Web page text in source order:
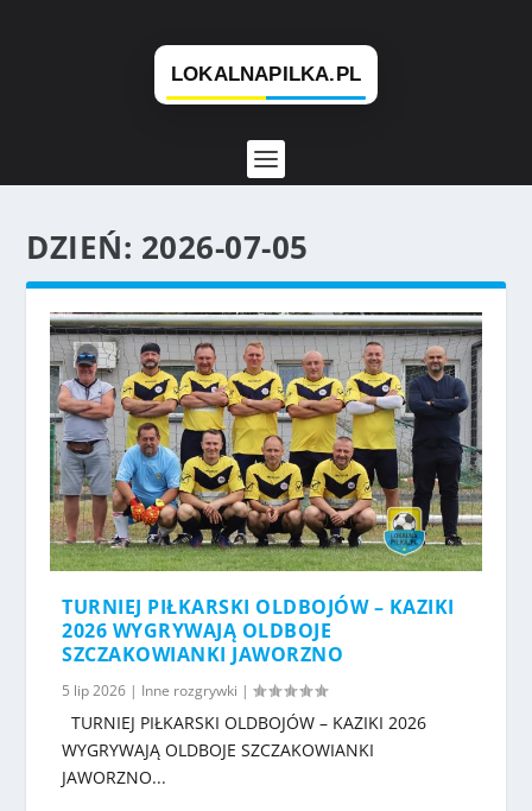
DZIEŃ: 2026-07-05
TURNIEJ PIŁKARSKI OLDBOJÓW – KAZIKI
2026 WYGRYWAJĄ OLDBOJE
SZCZAKOWIANKI JAWORZNO
5 lip 2026 | Inne rozgrywki |
TURNIEJ PIŁKARSKI OLDBOJÓW – KAZIKI 2026
WYGRYWAJĄ OLDBOJE SZCZAKOWIANKI
JAWORZNO...